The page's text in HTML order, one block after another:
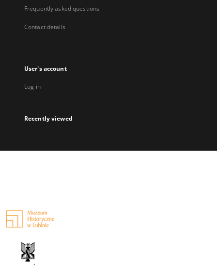
Frequently asked questions
Contact details
User's account
Log in
Recently viewed